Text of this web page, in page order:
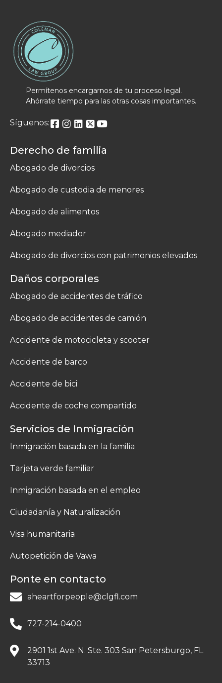
Permítenos encargarnos de tu proceso legal.
Ahórrate tiempo para las otras cosas importantes.
Síguenos:
Derecho de familia
Abogado de divorcios
Abogado de custodia de menores
Abogado de alimentos
Abogado mediador
Abogado de divorcios con patrimonios elevados
Daños corporales
Abogado de accidentes de tráfico
Abogado de accidentes de camión
Accidente de motocicleta y scooter
Accidente de barco
Accidente de bici
Accidente de coche compartido
Servicios de Inmigración
Inmigración basada en la familia
Tarjeta verde familiar
Inmigración basada en el empleo
Ciudadanía y Naturalización
Visa humanitaria
Autopetición de Vawa
Ponte en contacto
aheartforpeople@clgfl.com
727-214-0400
2901 1st Ave. N. Ste. 303 San Petersburgo, FL
33713